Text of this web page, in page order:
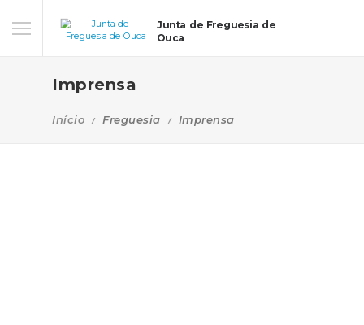
Junta de Freguesia de
Ouca
Imprensa
Início Freguesia Imprensa